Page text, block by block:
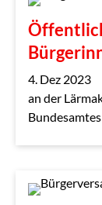
4. Dez 2023
an der